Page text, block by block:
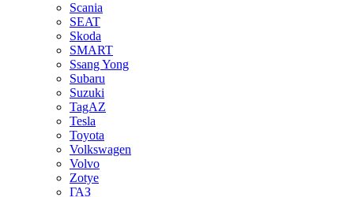
Scania
SEAT
Skoda
SMART
Ssang Yong
Subaru
Suzuki
TagAZ
Tesla
Toyota
Volkswagen
Volvo
Zotye
ГАЗ